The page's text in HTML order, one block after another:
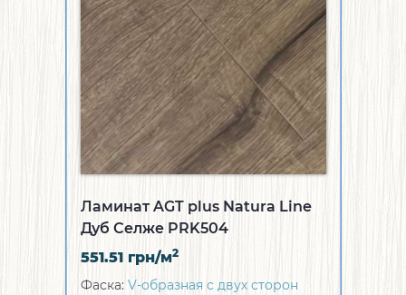
Ламинат AGT plus Natura Line
Дуб Селже PRK504
551.51 грн/м2
Фаска: V-образная с двух сторон